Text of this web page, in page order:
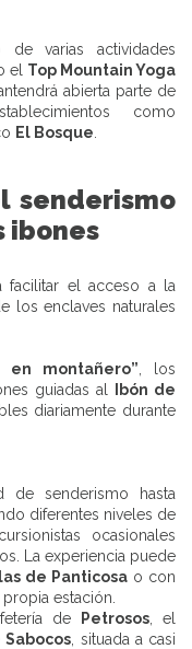
de varias actividades
el Top Mountain Yoga
abierta parte de
como
El Bosque
senderismo
ibones
facilitar el acceso a la
los enclaves naturales
en montañero” , los
guiadas al
Ibón de
diariamente durante
de senderismo hasta
diferentes niveles de
ocasionales
La experiencia puede
de Panticosao con
estación.
de
Petrosos , el
Sabocos , situada a casi